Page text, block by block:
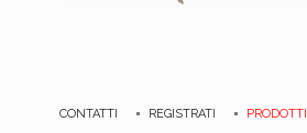
CONTATTI REGISTRATI PRODOTTI